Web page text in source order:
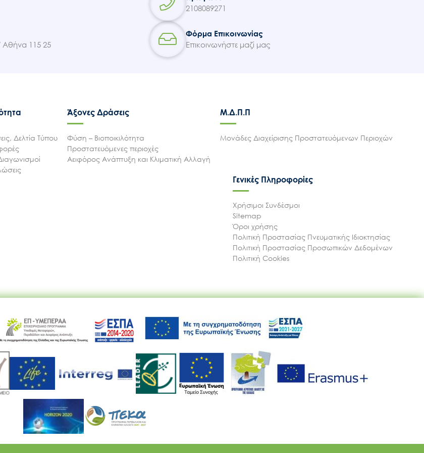
Ακολουθήστε μας
2108089271
115 25
Φόρμα Επικοινωνίας
Επικοινωνήστε μαζί μας
Δελτία Τύπου
Άξονες Δράσεις
Φύση – Βιοποικιλότητα
Προστατευόμενες περιοχές
Αειφόρος Ανάπτυξη και Κλιματική Αλλαγή
Μ.Δ.Π.Π
Μονάδες Διαχείρισης Προστατευόμενων Περιοχών
Γενικές Πληροφορίες
Χρήσιμοι Συνδέσμοι
Sitemap
Όροι χρήσης
Πολιτική Προστασίας Πνευματικής Ιδιοκτησίας
Πολιτική Προστασίας Προσωπικών Δεδομένων
Πολιτική Cookies